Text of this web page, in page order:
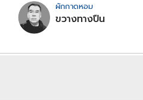
ผักกาดหอม
ขวางทางปืน